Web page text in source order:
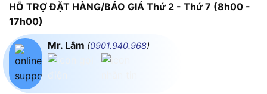
HỖ TRỢ ĐẶT HÀNG/BÁO GIÁ Thứ 2 - Thứ 7 (8h00 -
17h00)
Mr. Lâm (0901.940.968)